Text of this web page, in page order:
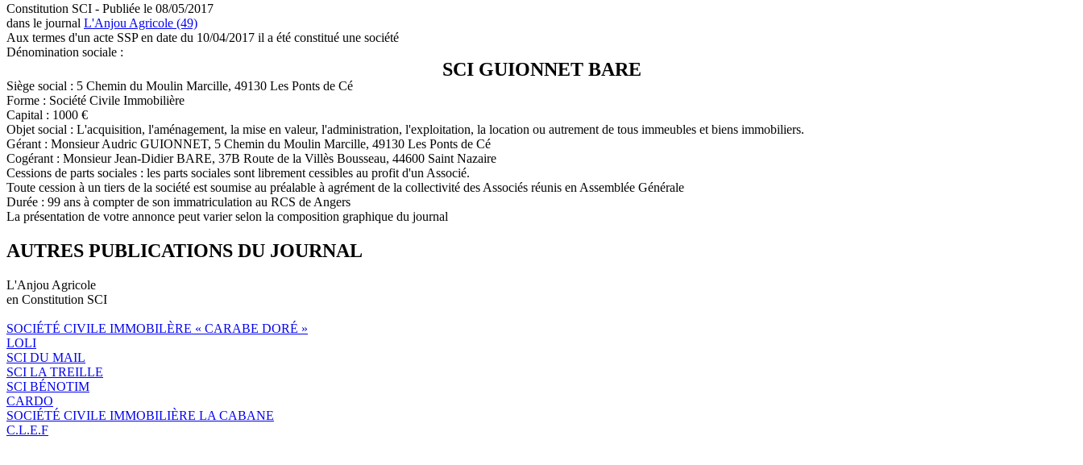
Constitution SCI - Publiée le 08/05/2017
dans le journal L'Anjou Agricole (49)
Aux termes d'un acte SSP en date du 10/04/2017 il a été constitué une société
Dénomination sociale :
SCI GUIONNET BARE
Siège social : 5 Chemin du Moulin Marcille, 49130 Les Ponts de Cé
Forme : Société Civile Immobilière
Capital : 1000 €
Objet social : L'acquisition, l'aménagement, la mise en valeur, l'administration, l'exploitation, la location ou autrement de tous immeubles et biens immobiliers.
Gérant : Monsieur Audric GUIONNET, 5 Chemin du Moulin Marcille, 49130 Les Ponts de Cé
Cogérant : Monsieur Jean-Didier BARE, 37B Route de la Villès Bousseau, 44600 Saint Nazaire
Cessions de parts sociales : les parts sociales sont librement cessibles au profit d'un Associé.
Toute cession à un tiers de la société est soumise au préalable à agrément de la collectivité des Associés réunis en Assemblée Générale
Durée : 99 ans à compter de son immatriculation au RCS de Angers
La présentation de votre annonce peut varier selon la composition graphique du journal
AUTRES PUBLICATIONS DU JOURNAL
L'Anjou Agricole
en Constitution SCI
SOCIÉTÉ CIVILE IMMOBILÈRE « CARABE DORÉ »
LOLI
SCI DU MAIL
SCI LA TREILLE
SCI BÉNOTIM
CARDO
SOCIÉTÉ CIVILE IMMOBILIÈRE LA CABANE
C.L.E.F